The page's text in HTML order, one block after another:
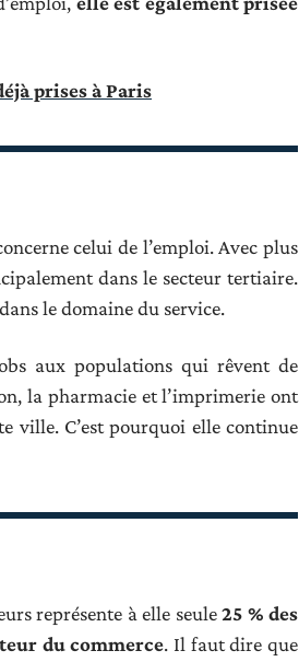
prises à Paris
celui de l’emploi. Avec plus
dans le secteur tertiaire.
le domaine du service.
aux populations qui rêvent de
la pharmacie et l’imprimerie ont
ville. C’est pourquoi elle continue
représente à elle seule25 % des
du commerce. Il faut dire que